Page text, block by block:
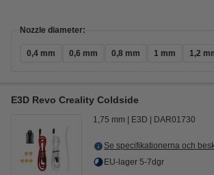
Nozzle diameter:
0,4 mm 0,6 mm 0,8 mm 1 mm 1,2
E3D Revo Creality Coldside
1,75 mm E3D DAR01730
Se specifikationerna och
EU-lager 5-7dgr